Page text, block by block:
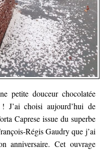
petite douceur chocolatée
J’ai choisi aujourd’hui de
Capreseissue du superbe
Régis Gaudry que j’ai
anniversaire. Cet ouvrage